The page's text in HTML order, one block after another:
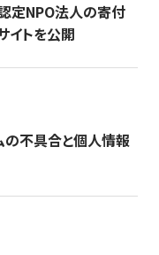
定NPO法人の寄付
イトを公開
の不具合と個人情報